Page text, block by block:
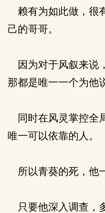
赖有为如此做，很
己的哥哥。
因为对于风叙来说
那都是唯一一个为他
同时在风灵掌控全
唯一可以依靠的人。
所以青葵的死，他
只要他深入调查，